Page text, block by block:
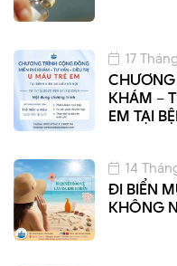
KHÁM –
EM TẠI
17
ĐI BIỂN
KHÔNG
14